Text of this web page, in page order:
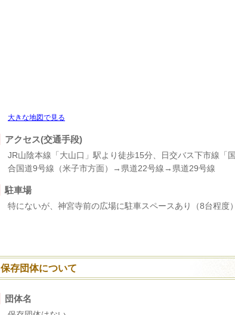
大きな地図で見る
アクセス(交通手段)
JR山陰本線「大山口」駅より徒歩15分、日交バス下市線「
合国道9号線（米子市方面）→県道22号線→県道29号線
駐車場
特にないが、神宮寺前の広場に駐車スペースあり（8台程度
保存団体について
団体名